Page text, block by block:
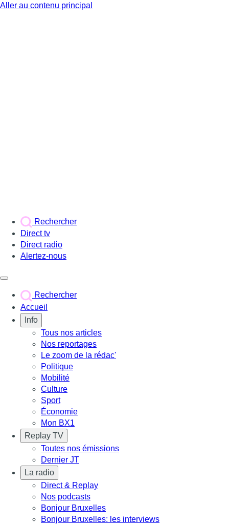
Aller au contenu principal
Rechercher
Direct tv
Direct radio
Alertez-nous
Rechercher
Accueil
Info
Tous nos articles
Nos reportages
Le zoom de la rédac'
Politique
Mobilité
Culture
Sport
Économie
Mon BX1
Replay TV
Toutes nos émissions
Dernier JT
La radio
Direct & Replay
Nos podcasts
Bonjour Bruxelles
Bonjour Bruxelles: les interviews